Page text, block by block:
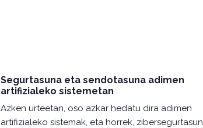
Segurtasuna eta sendotasuna adimen
artifizialeko sistemetan
Azken urteetan, oso azkar hedatu dira adimen
artifizialeko sistemak, eta horrek, zibersegurtasun